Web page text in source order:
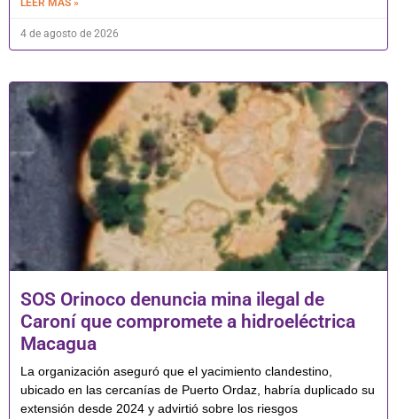
LEER MÁS »
4 de agosto de 2026
SOS Orinoco denuncia mina ilegal de
Caroní que compromete a hidroeléctrica
Macagua
La organización aseguró que el yacimiento clandestino,
ubicado en las cercanías de Puerto Ordaz, habría duplicado su
extensión desde 2024 y advirtió sobre los riesgos